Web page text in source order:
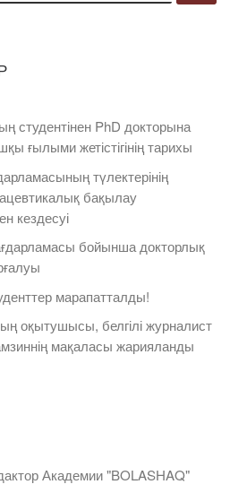
студентінен PhD докторына
ғылыми жетістігінің тарихы
түлектерінің
бақылау
кездесуі
бойынша докторлық
марапатталды!
оқытушысы, белгілі журналист
мақаласы жарияланды
Академии "BOLASHAQ"